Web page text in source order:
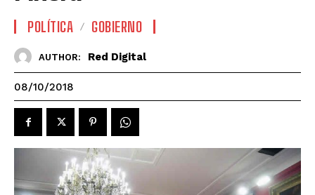
POLÍTICA GOBIERNO
AUTHOR: Red Digital
08/10/2018